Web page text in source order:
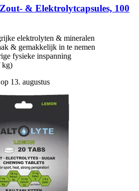
Zout-​ & Elektrolytcapsules, 100
elektrolyten & mineralen
& gemakkelijk in te nemen
fysieke inspanning
kg)
13. augustus